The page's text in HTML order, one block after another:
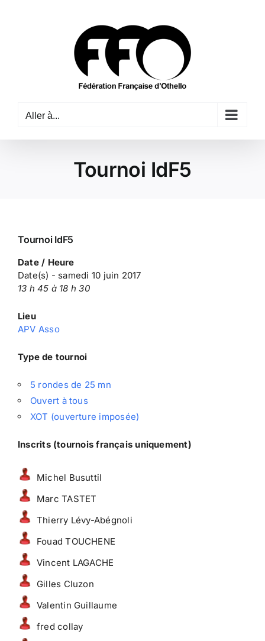
Aller à...
Tournoi IdF5
Tournoi IdF5
Date / Heure
Date(s) - samedi 10 juin 2017
13 h 45 à 18 h 30
Lieu
APV Asso
Type de tournoi
5 rondes de 25 mn
Ouvert à tous
XOT (ouverture imposée)
Inscrits (tournois français uniquement)
Michel Busuttil
Marc TASTET
Thierry Lévy-Abégnoli
Fouad TOUCHENE
Vincent LAGACHE
Gilles Cluzon
Valentin Guillaume
fred collay